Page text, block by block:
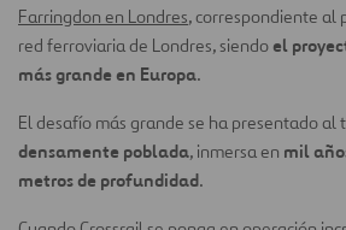
Farringdon en Londres, correspondiente al
red ferroviaria de Londres, siendo el
más grande en Europa.
El desafío más grande se ha presentado al
densamente poblada, inmersa en mil
metros de profundidad.